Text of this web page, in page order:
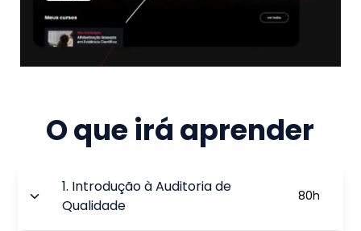
O que irá aprender
1. Introdução à Auditoria de
Qualidade
80h